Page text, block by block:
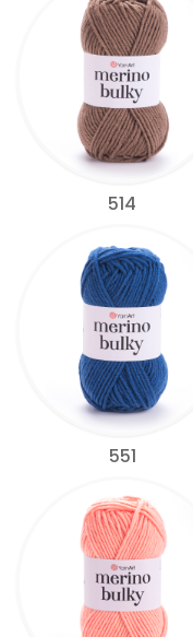
514
551